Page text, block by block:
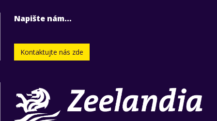
Napište nám…
Kontaktujte nás zde